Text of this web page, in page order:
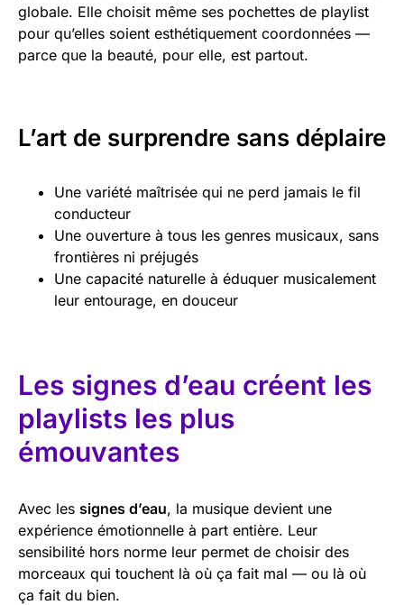
globale. Elle choisit même ses pochettes de playlist
pour qu’elles soient esthétiquement coordonnées —
parce que la beauté, pour elle, est partout.
L’art de surprendre sans déplaire
Une variété maîtrisée qui ne perd jamais le fil
conducteur
Une ouverture à tous les genres musicaux, sans
frontières ni préjugés
Une capacité naturelle à éduquer musicalement
leur entourage, en douceur
Les signes d’eau créent les
playlists les plus
émouvantes
Avec les signes d’eau, la musique devient une
expérience émotionnelle à part entière. Leur
sensibilité hors norme leur permet de choisir des
morceaux qui touchent là où ça fait mal — ou là où
ça fait du bien.